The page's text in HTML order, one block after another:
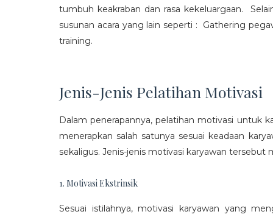
tumbuh keakraban dan rasa kekeluargaan.
susunan acara yang lain seperti : Gathering
training.
Jenis-Jenis Pelatihan Motivasi
Dalam penerapannya, pelatihan motivasi untuk
menerapkan salah satunya sesuai keadaan
sekaligus. Jenis-jenis motivasi karyawan tersebut
1. Motivasi Ekstrinsik
Sesuai istilahnya, motivasi karyawan yang